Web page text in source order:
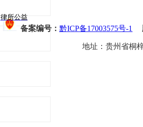
律所公益
备案编号：黔ICP备17003575号-1
地址： 贵州省桐